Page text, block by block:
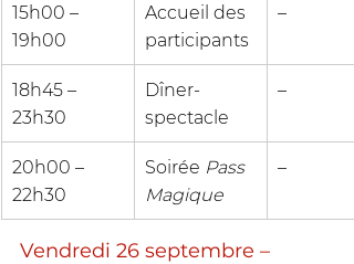
15h00 –
19h00
Accueil des
participants
–
18h45 –
23h30
Dîner-
spectacle
–
20h00 –
22h30
Soirée Pass
Magique
–
Vendredi 26 septembre –